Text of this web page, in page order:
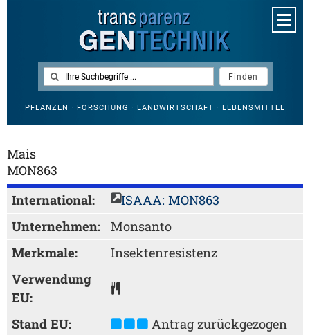
PFLANZEN · FORSCHUNG · LANDWIRTSCHAFT · LEBENSMITTEL
Mais
MON863
International:
ISAAA: MON863
Unternehmen:
Monsanto
Merkmale:
Insektenresistenz
Verwendung
EU:
Stand EU:
Antrag zurückgezogen